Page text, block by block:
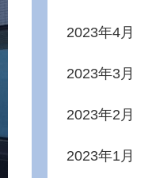
2023年4月
2023年3月
2023年2月
2023年1月